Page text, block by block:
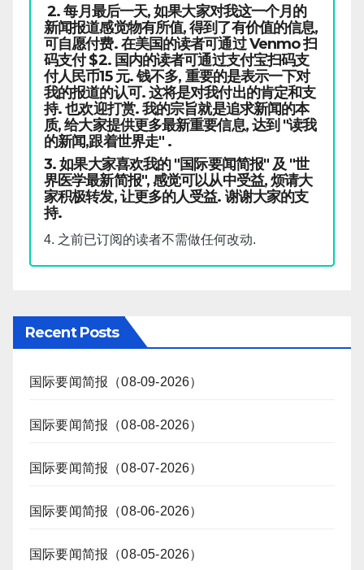
2. 每月最后一天, 如果大家对我这一个月的
新闻报道感觉物有所值, 得到了有价值的信息,
可自愿付费. 在美国的读者可通过 Venmo 扫
码支付 $2. 国内的读者可通过支付宝扫码支
付人民币15 元. 钱不多, 重要的是表示一下对
我的报道的认可. 这将是对我付出的肯定和支
持. 也欢迎打赏. 我的宗旨就是追求新闻的本
质, 给大家提供更多最新重要信息, 达到 "读我
的新闻,跟着世界走" .
3. 如果大家喜欢我的 "国际要闻简报" 及 "世
界医学最新简报", 感觉可以从中受益, 烦请大
家积极转发, 让更多的人受益. 谢谢大家的支
持.
4. 之前已订阅的读者不需做任何改动.
Recent Posts
国际要闻简报（08-09-2026）
国际要闻简报（08-08-2026）
国际要闻简报（08-07-2026）
国际要闻简报（08-06-2026）
国际要闻简报（08-05-2026）